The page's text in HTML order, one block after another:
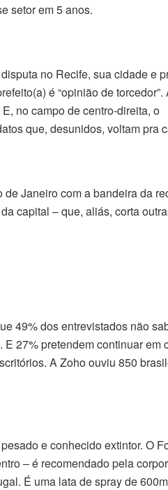
setor em 5 anos.
no Recife, sua cidade e
é “opinião de torcedor”.
no campo de centro-direita, o
que, desunidos, voltam pra
Janeiro com a bandeira da
capital – que, aliás, corta
49% dos entrevistados não
27% pretendem continuar em
A Zoho ouviu 850
e conhecido extintor. O
– é recomendado pela
É uma lata de spray de